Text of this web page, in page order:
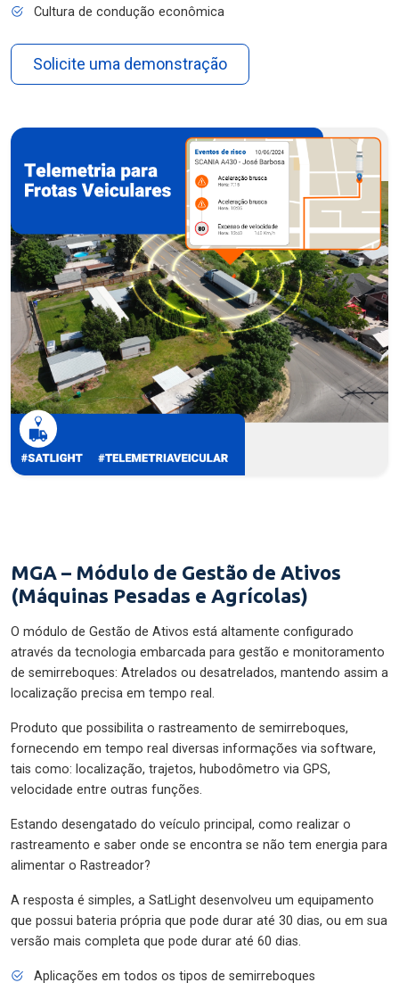
Cultura de condução econômica
Solicite uma demonstração
MGA – Módulo de Gestão de Ativos
(Máquinas Pesadas e Agrícolas)
O módulo de Gestão de Ativos está altamente configurado
através da tecnologia embarcada para gestão e monitoramento
de semirreboques: Atrelados ou desatrelados, mantendo assim a
localização precisa em tempo real.
Produto que possibilita o rastreamento de semirreboques,
fornecendo em tempo real diversas informações via software,
tais como: localização, trajetos, hubodômetro via GPS,
velocidade entre outras funções.
Estando desengatado do veículo principal, como realizar o
rastreamento e saber onde se encontra se não tem energia para
alimentar o Rastreador?
A resposta é simples, a SatLight desenvolveu um equipamento
que possui bateria própria que pode durar até 30 dias, ou em sua
versão mais completa que pode durar até 60 dias.
Aplicações em todos os tipos de semirreboques